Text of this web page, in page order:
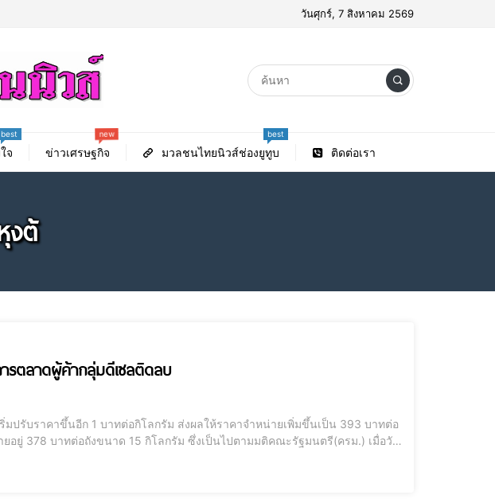
วันศุกร์, 7 สิงหาคม 2569
จ
best
ข่าวเศรษฐกิจ
new
มวลชนไทยนิวส์ช่องยูทูบ ติดต่อเรา
งต้
รตลาดผู้ค้ากลุ่มดีเซลติดลบ
ปรับราคาขึ้นอีก 1 บาทต่อกิโลกรัม ส่งผลให้ราคาจำหน่ายเพิ่มขึ้นเป็น 393 บาทต่อ
อยู่ 378 บาทต่อถังขนาด 15 กิโลกรัม ซึ่งเป็นไปตามมติคณะรัฐมนตรี(ครม.) เมื่อวัน